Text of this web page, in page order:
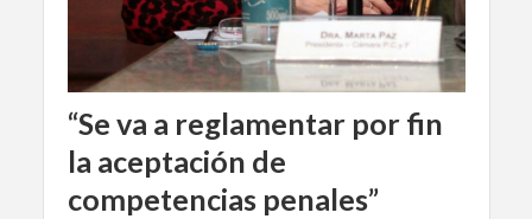
“Se va a reglamentar por fin
la aceptación de
competencias penales”